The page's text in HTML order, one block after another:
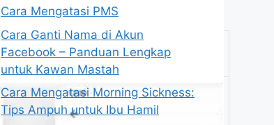
Cara Mengatasi PMS
Cara Ganti Nama di Akun
Facebook – Panduan Lengkap
untuk Kawan Mastah
Cara Mengatasi Morning Sickness:
Tips Ampuh untuk Ibu Hamil